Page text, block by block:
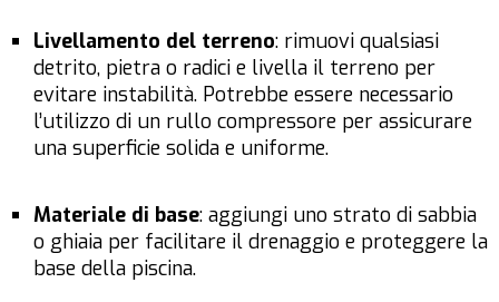
Livellamento del terreno: rimuovi qualsiasi
detrito, pietra o radici e livella il terreno per
evitare instabilità. Potrebbe essere necessario
l’utilizzo di un rullo compressore per assicurare
una superficie solida e uniforme.
Materiale di base: aggiungi uno strato di sabbia
o ghiaia per facilitare il drenaggio e proteggere la
base della piscina.